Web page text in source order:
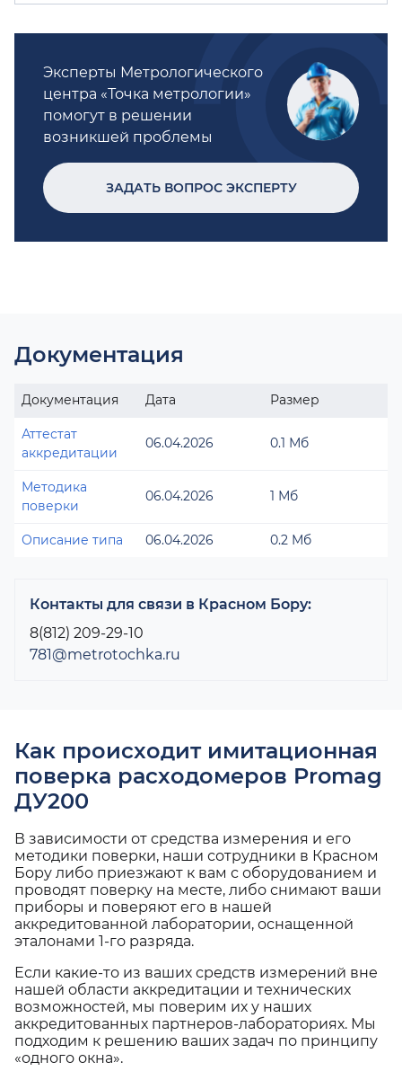
Эксперты Метрологического
центра «Точка метрологии»
помогут в решении
возникшей проблемы
ЗАДАТЬ ВОПРОС ЭКСПЕРТУ
Документация
Документация Дата Размер
Аттестат
аккредитации
06.04.2026 0.1 Мб
Методика
поверки
06.04.2026 1 Мб
Описание типа 06.04.2026 0.2 Мб
Контакты для связи в Красном Бору:
8(812) 209-29-10
781@metrotochka.ru
Как происходит имитационная
поверка расходомеров Promag
ДУ200
В зависимости от средства измерения и его
методики поверки, наши сотрудники в Красном
Бору либо приезжают к вам с оборудованием и
проводят поверку на месте, либо снимают ваши
приборы и поверяют его в нашей
аккредитованной лаборатории, оснащенной
эталонами 1-го разряда.
Если какие-то из ваших средств измерений вне
нашей области аккредитации и технических
возможностей, мы поверим их у наших
аккредитованных партнеров-лабораториях. Мы
подходим к решению ваших задач по принципу
«одного окна».